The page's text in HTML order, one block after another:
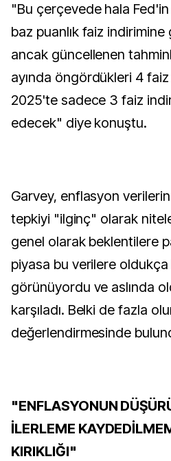
"Bu çerçevede hala
baz puanlık faiz
ancak güncellenen
ayında öngördükleri 4
2025'te sadece 3 faiz
edecek" diye konuştu.
Garvey, enflasyon
tepkiyi "ilginç" olarak
genel olarak beklentilere
piyasa bu verilere oldukça
görünüyordu ve aslında
karşıladı. Belki de fazla
değerlendirmesinde
"ENFLASYONUN
İLERLEME
KIRIKLIĞI"